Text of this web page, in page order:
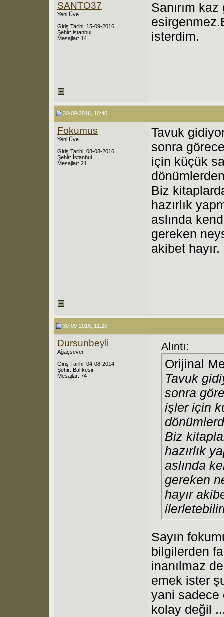
SANTO37
Yeni Üye
Giriş Tarihi: 15-09-2016
Şehir: istanbul
Mesajlar: 14
Sanırım
isterdim.
30-09-2016, 10:40
Fokumus
Yeni Üye
Giriş Tarihi: 08-08-2016
Şehir: İstanbul
Mesajlar: 21
Tavuk
sonra
için küçük
Biz
hazırlık
aslında
gereken
akibet
30-09-2016, 11:20
Dursunbeyli
Ağaçsever
Giriş Tarihi: 04-08-2014
Şehir: Balıkesir
Mesajlar: 74
Alıntı:
Orijinal
Tavuk
sonra
işler için
Biz
hazırlık
aslında
gereken
hayır
Sayın
bilgilerden
inanılmaz
emek ister
yani sadece
kolay değil